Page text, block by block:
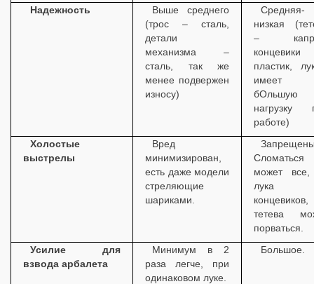
Надежность
Выше среднего
(трос – сталь,
детали
механизма –
сталь, так же
менее подвержен
износу)
Средняя-
низкая
–
пластик,
имеет
бОльшую
нагрузку
работе)
Холостые
выстрелы
Вред
минимизирован,
есть даже модели
стреляющие
шариками.
Сломаться
может
лука
концевиков,
тетева
порваться.
Усилие для
взвода арбалета
Минимум в 2
раза легче, при
одинаковом луке.
Большое.